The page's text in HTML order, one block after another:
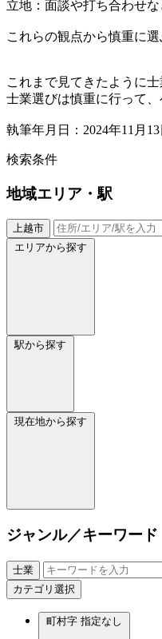
立地：面談や打ち合わせ
これらの観点から慎重に
これまで見てきたように
士業選びは慎重に行って
執筆年月日：2024年11月13
検索条件
地域エリア・駅
上越市
エリアから探す
駅から探す
現在地から探す
ジャンル／キーワード
士業
カテゴリ選択
町村字 指定なし